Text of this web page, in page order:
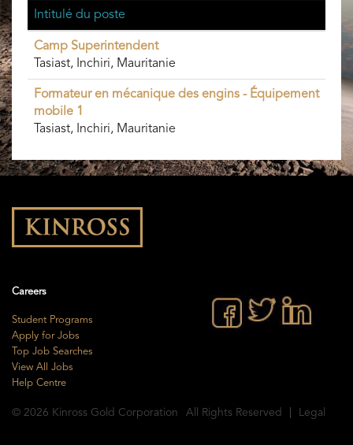
Intitulé du poste
Camp Superintendent
Tasiast, Inchiri, Mauritanie
Formateur en mécanique des engins - Équipement
mobile 1
Tasiast, Inchiri, Mauritanie
Careers
Student Programs
Apply for Jobs
Top Job Searches
View All Jobs
Help Centre
© 2026 Kinross Gold Corporation All Rights Reserved Legal